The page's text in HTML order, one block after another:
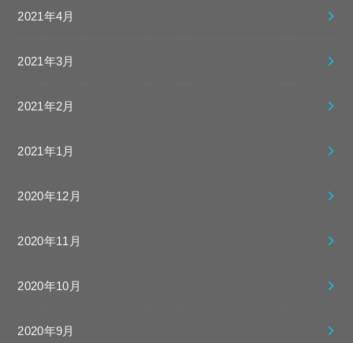
2021年4月
2021年3月
2021年2月
2021年1月
2020年12月
2020年11月
2020年10月
2020年9月